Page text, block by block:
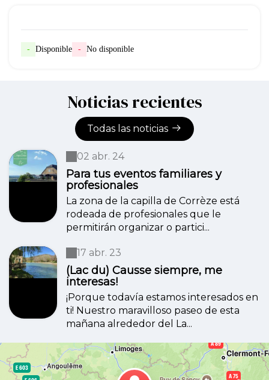
- Disponible - No disponible
Noticias recientes
Todas las noticias
02 abr. 24
Para tus eventos familiares y
profesionales
La zona de la capilla de Corrèze está
rodeada de profesionales que le
permitirán organizar o partici...
17 abr. 23
(Lac du) Causse siempre, me
interesas!
¡Porque todavía estamos interesados en
ti! Nuestro maravilloso paseo de esta
mañana alrededor del La...